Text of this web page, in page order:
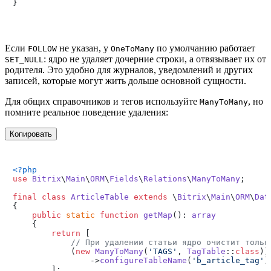
Если FOLLOW не указан, у OneToMany по умолчанию работает
SET_NULL : ядро не удаляет дочерние строки, а отвязывает их от
родителя. Это удобно для журналов, уведомлений и других
записей, которые могут жить дольше основной сущности.
Для общих справочников и тегов используйте ManyToMany, но
помните реальное поведение удаления:
Копировать
<?php
use
Bitrix\Main\ORM\ Fields\ Relations\ManyToMany ;
final
class ArticleTable extends \ Bitrix\Main\ORM\
{
public
static function getMap ( ): array
{
return
// При удалении статьи ядро очистит
            (
new ManyToMany( 'TAGS' , TagTable :: class ))
                ->
configureTableName ( 'b_article_tag'